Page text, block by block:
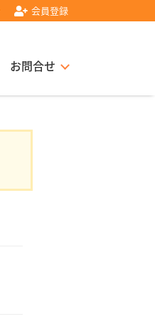
会員登録
お問合せ